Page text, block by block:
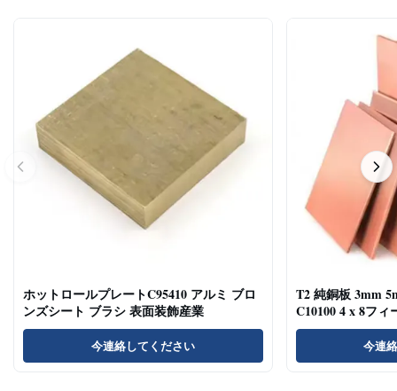
ホットロールプレートC95410 アルミ ブロ
ンズシート ブラシ 表面装飾産業
今連絡してください
T2 純銅板 3mm
C10100 4 x 8フィ
今連